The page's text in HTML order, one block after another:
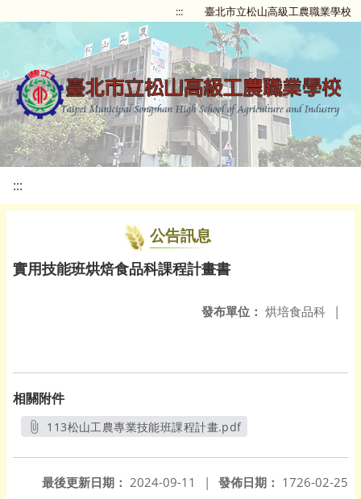
::: 臺北市立松山高級工農職業學校
:::
公告訊息
實用技能班烘焙食品科課程計畫書
發布單位： 烘培食品科 |
相關附件
113松山工農專業技能班課程計畫.pdf
發佈日期： 1726-02-25
最後更新日期： 2024-09-11
|